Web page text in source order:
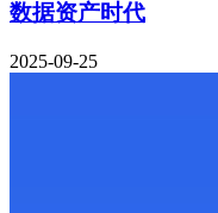
数据资产时代
2025-09-25